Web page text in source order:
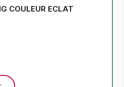
COULEUR ECLAT